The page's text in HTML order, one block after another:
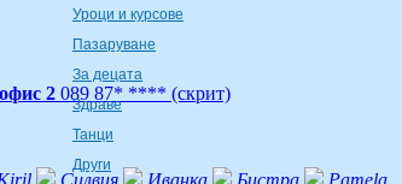
2 089 87* **** (скрит)
Силвия Иванка Бистра
Pamela
Уроци и курсове
Пазаруване
За децата
Здраве
Танци
Други